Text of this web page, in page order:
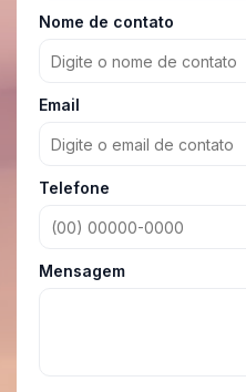
Nome de contato
Email
Telefone
Mensagem